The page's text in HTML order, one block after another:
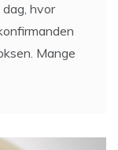
hvor
Mange